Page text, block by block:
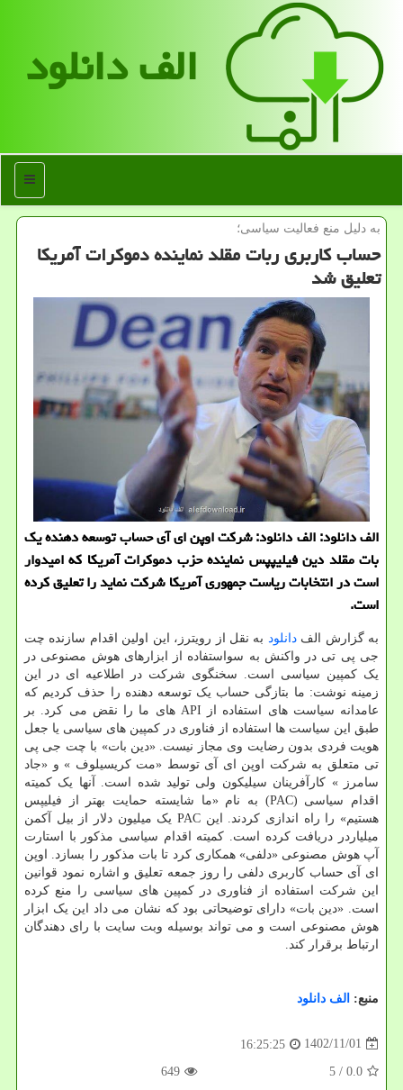
الف دانلود
منو
به دلیل منع فعالیت سیاسی؛
حساب کاربری ربات مقلد نماینده دموکرات آمریکا
تعلیق شد
الف دانلود: الف دانلود: شرکت اوپن ای آی حساب توسعه دهنده یک
بات مقلد دین فیلیپپس نماینده حزب دموکرات آمریکا که امیدوار
است در انتخابات ریاست جمهوری آمریکا شرکت نماید را تعلیق کرده
است.
به گزارش الفدانلود به نقل از رویترز، این اولین اقدام سازنده چت
جی پی تی در واکنش به سواستفاده از ابزارهای هوش مصنوعی در
یک کمپین سیاسی است. سخنگوی شرکت در اطلاعیه ای در این
زمینه نوشت: ما بتازگی حساب یک توسعه دهنده را حذف کردیم که
عامدانه سیاست های استفاده از API های ما را نقض می کرد. بر
طبق این سیاست ها استفاده از فناوری در کمپین های سیاسی یا جعل
هویت فردی بدون رضایت وی مجاز نیست. «دین بات» با چت جی پی
تی متعلق به شرکت اوپن ای آی توسط «مت کریسیلوف » و «جاد
سامرز » کارآفرینان سیلیکون ولی تولید شده است. آنها یک کمیته
اقدام سیاسی (PAC) به نام «ما شایسته حمایت بهتر از فیلیپس
هستیم» را راه اندازی کردند. این PAC یک میلیون دلار از بیل آکمن
میلیاردر دریافت کرده است. کمیته اقدام سیاسی مذکور با استارت
آپ هوش مصنوعی «دلفی» همکاری کرد تا بات مذکور را بسازد. اوپن
ای آی حساب کاربری دلفی را روز جمعه تعلیق و اشاره نمود قوانین
این شرکت استفاده از فناوری در کمپین های سیاسی را منع کرده
است. «دین بات» دارای توضیحاتی بود که نشان می داد این یک ابزار
هوش مصنوعی است و می تواند بوسیله وبت سایت با رای دهندگان
ارتباط برقرار کند.
منبع: الف دانلود
1402/11/01
16:25:25
0.0
/ 5
649